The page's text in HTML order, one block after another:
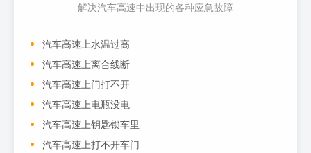
解决汽车高速中出现的各种应急故障
汽车高速上水温过高
汽车高速上离合线断
汽车高速上门打不开
汽车高速上电瓶没电
汽车高速上钥匙锁车里
汽车高速上打不开车门